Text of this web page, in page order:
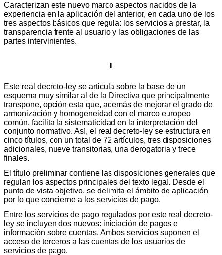
Caracterizan este nuevo marco aspectos nacidos de la
experiencia en la aplicación del anterior, en cada uno de los
tres aspectos básicos que regula: los servicios a prestar, la
transparencia frente al usuario y las obligaciones de las
partes intervinientes.
Este real decreto-ley se articula sobre la base de un
esquema muy similar al de la Directiva que principalmente
transpone, opción esta que, además de mejorar el grado de
armonización y homogeneidad con el marco europeo
común, facilita la sistematicidad en la interpretación del
conjunto normativo. Así, el real decreto-ley se estructura en
cinco títulos, con un total de 72 artículos, tres disposiciones
adicionales, nueve transitorias, una derogatoria y trece
finales.
El título preliminar contiene las disposiciones generales que
regulan los aspectos principales del texto legal. Desde el
punto de vista objetivo, se delimita el ámbito de aplicación
por lo que concierne a los servicios de pago.
Entre los servicios de pago regulados por este real decreto-
ley se incluyen dos nuevos: iniciación de pagos e
información sobre cuentas. Ambos servicios suponen el
acceso de terceros a las cuentas de los usuarios de
servicios de pago.